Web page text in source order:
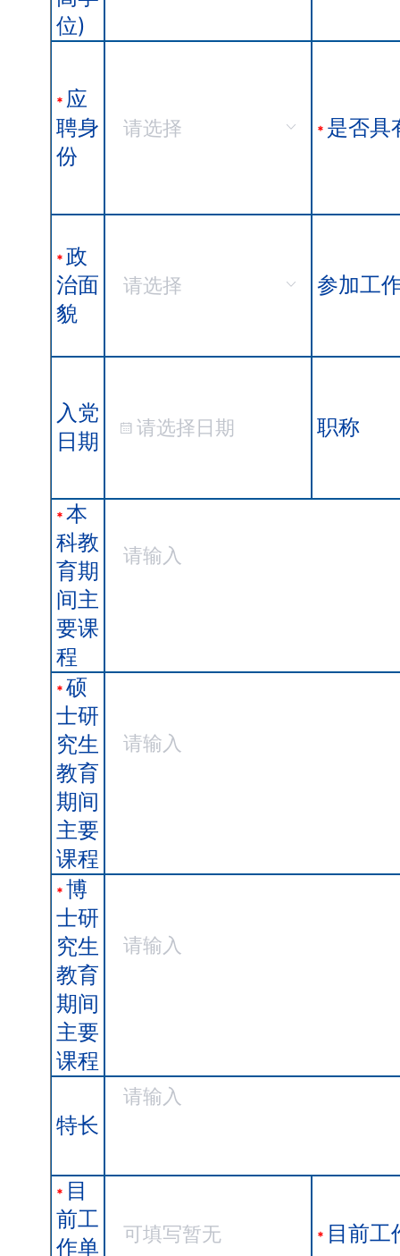
位)
* 应
聘身
份
* 是否具
* 政
治面
貌
参加工
入党
日期
职称
* 本
科教
育期
间主
要课
程
* 硕
士研
究生
教育
期间
主要
课程
* 博
士研
究生
教育
期间
主要
课程
特长
* 目
前工
作单
* 目前工